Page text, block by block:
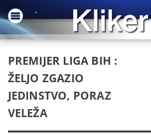
PREMIJER LIGA BIH :
ŽELJO ZGAZIO
JEDINSTVO, PORAZ
VELEŽA